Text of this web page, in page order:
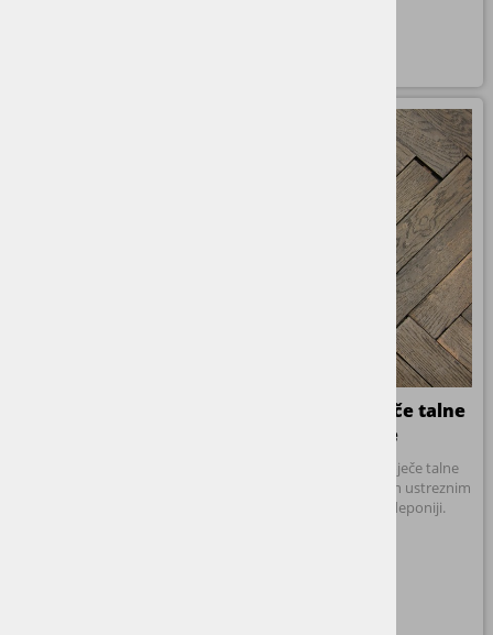
Izmet obstoječe talne
obloge
Odstranitev obstoječe talne
obloge z odvozom in ustreznim
odlaganjem na deponiji.